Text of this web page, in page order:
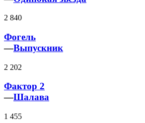
2 840
Фогель
—Выпускник
2 202
Фактор 2
—Шалава
1 455